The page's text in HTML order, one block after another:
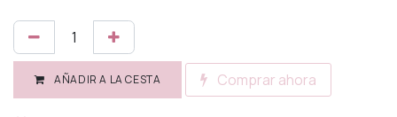
AÑADIR A LA CESTA Comprar ahora